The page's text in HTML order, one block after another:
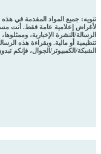
تنويه: جميع المواد المقدمة في هذه
لأغراض إعلامية عامة فقط. أنت
الرسالة/النشرة الإخبارية،
تنظيمية أو مالية. وبقراءة هذه
الشبكة/الكمبيوتر/الجوال، فإنكم